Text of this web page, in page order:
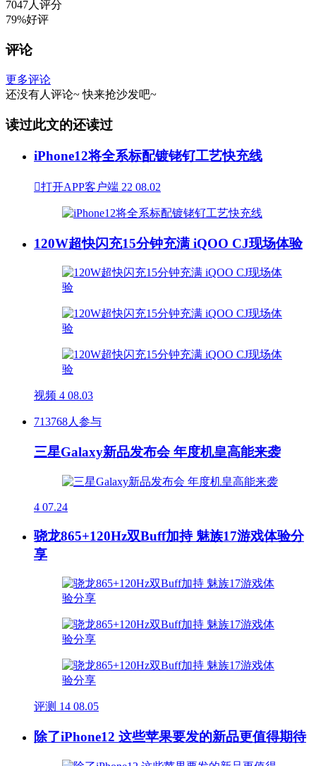
7047人评分
79%好评
评论
更多评论
还没有人评论~ 快来抢沙发吧~
读过此文的还读过
iPhone12将全系标配镀铑钌工艺快充线
打开APP客户端 22 08.02
120W超快闪充15分钟充满 iQOO CJ现场体验
视频 4 08.03
713768人参与
三星Galaxy新品发布会 年度机皇高能来袭
4 07.24
骁龙865+120Hz双Buff加持 魅族17游戏体验分
享
评测 14 08.05
除了iPhone12 这些苹果要发的新品更值得期待